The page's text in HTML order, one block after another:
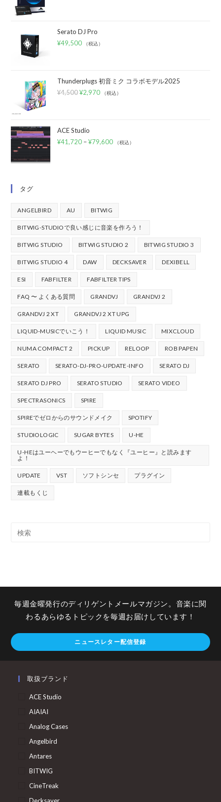
Serato DJ Pro
¥49,500 （税込）
Thunderplugs 初音ミク コラボモデル2025
¥4,500 ¥2,970 （税込）
ACE Studio
¥41,720 –¥79,600 （税込）
タグ
ANGELBIRD AU BITWIG
BITWIG-STUDIOで良い感じに音楽を作ろう！
BITWIG STUDIO BITWIG STUDIO 2 BITWIG STUDIO 3
BITWIG STUDIO 4 DAW DECKSAVER DEXIBELL
ESI FABFILTER FABFILTER TIPS
FAQ 〜 よくある質問 GRANDVJ GRANDVJ 2
GRANDVJ 2 XT GRANDVJ 2 XT UPG
LIQUID-MUSICでいこう！ LIQUID MUSIC MIXCLOUD
NUMA COMPACT 2 PICKUP RELOOP ROB PAPEN
SERATO SERATO-DJ-PRO-UPDATE-INFO SERATO DJ
SERATO DJ PRO SERATO STUDIO SERATO VIDEO
SPECTRASONICS SPIRE
SPIREでゼロからのサウンドメイク SPOTIFY
STUDIOLOGIC SUGAR BYTES U-HE
U-HEはユーヘーでもウーヒーでもなく『ユーヒー』と読みます
よ！
UPDATE VST ソフトシンセ プラグイン
連載もくじ
毎週金曜発行のディリゲントメールマガジン。音楽に関
わるあらゆるトピックを毎週お届けしています！
ニュースレター配信登録
取扱ブランド
ACE Studio
AIAIAI
Analog Cases
Angelbird
Antares
BITWIG
CineTreak